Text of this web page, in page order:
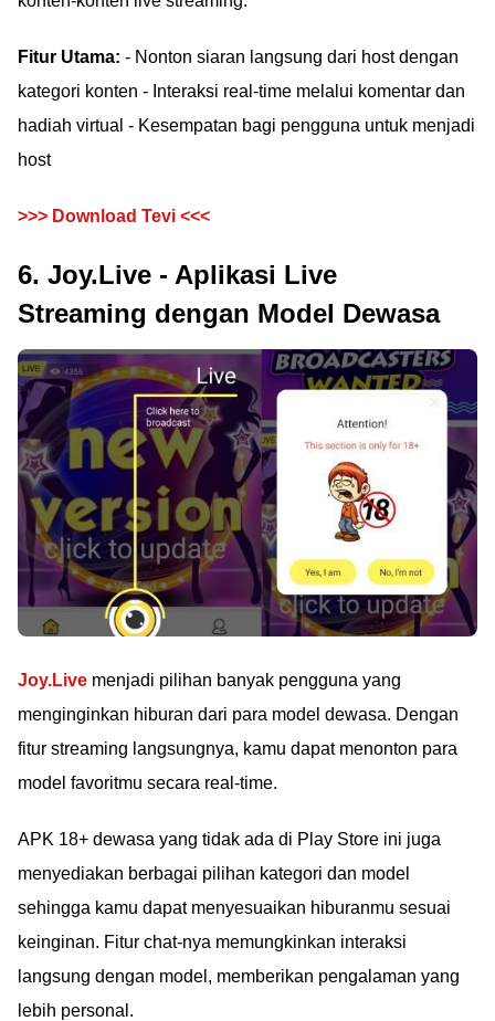
Fitur Utama: - Nonton siaran langsung dari host dengan
kategori konten - Interaksi real-time melalui komentar dan
hadiah virtual - Kesempatan bagi pengguna untuk menjadi
host
>>> Download Tevi <<<
6. Joy.Live - Aplikasi Live
Streaming dengan Model Dewasa
Joy.Live menjadi pilihan banyak pengguna yang
menginginkan hiburan dari para model dewasa. Dengan
fitur streaming langsungnya, kamu dapat menonton para
model favoritmu secara real-time.
APK 18+ dewasa yang tidak ada di Play Store ini juga
menyediakan berbagai pilihan kategori dan model
sehingga kamu dapat menyesuaikan hiburanmu sesuai
keinginan. Fitur chat-nya memungkinkan interaksi
langsung dengan model, memberikan pengalaman yang
lebih personal.